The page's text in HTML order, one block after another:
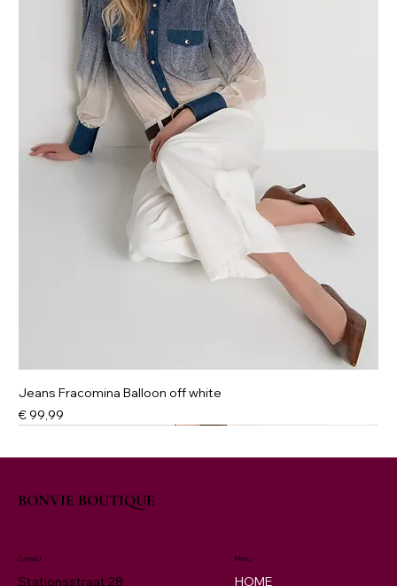
Jeans Fracomina Balloon off white
Prijs
€ 99,99
BONVIE BOUTIQUE
Menu
HOME
Contact
Stationsstraat 28